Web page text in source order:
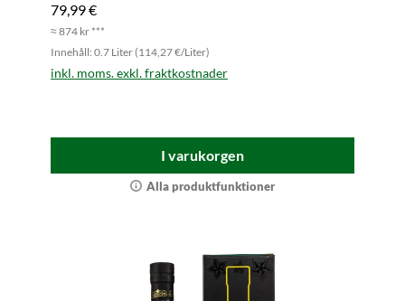
79,99 €
≈ 874 kr ***
Innehåll: 0.7 Liter (114,27 €/Liter)
inkl. moms. exkl. fraktkostnader
I varukorgen
Alla produktfunktioner